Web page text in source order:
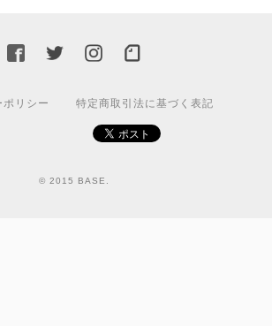
ポリシー 特定商取引法に基づく表記
© 2015 BASE.